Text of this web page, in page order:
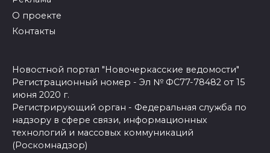
О проекте
Контакты
Новостной портал "Новочеркасские ведомости"
Регистрационный номер - Эл № ФС77-78482 от 15
июня 2020 г.
Регистрирующий орган - Федеральная служба по
надзору в сфере связи, информационных
технологий и массовых коммуникаций
(Роскомнадзор)